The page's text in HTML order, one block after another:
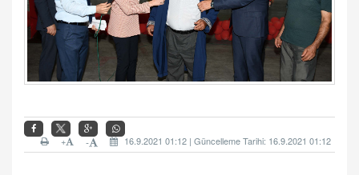
16.9.2021 01:12 | Güncelleme Tarihi: 16.9.2021 01:12
-
+